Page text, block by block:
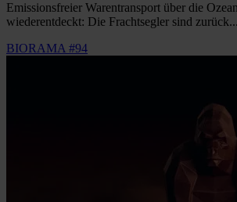
Emissionsfreier Warentransport über die
wiederentdeckt: Die Frachtsegler sind zurück...
BIORAMA #94